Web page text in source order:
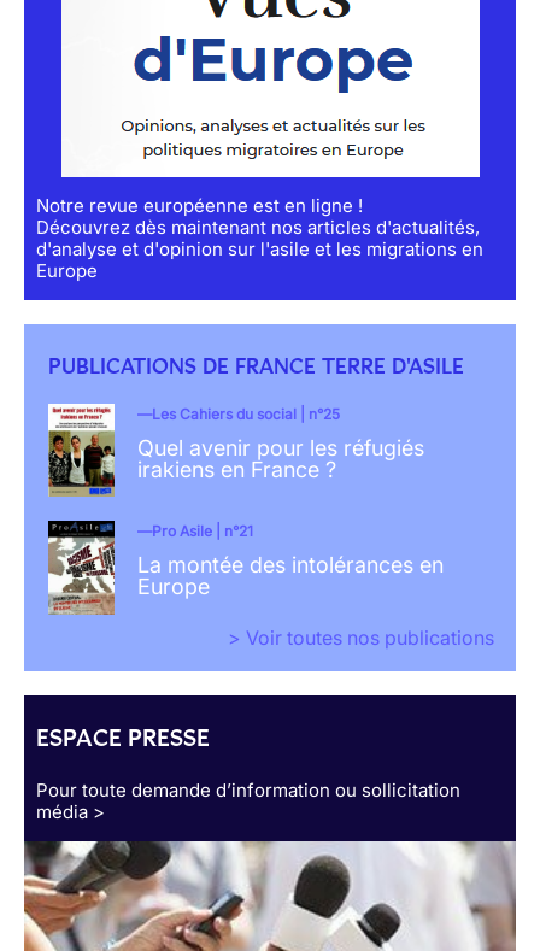
Notre revue européenne est en ligne !
Découvrez dès maintenant nos articles d'actualités,
d'analyse et d'opinion sur l'asile et les migrations en
Europe
PUBLICATIONS DE FRANCE TERRE D'ASILE
Les Cahiers du social | n°25
Quel avenir pour les réfugiés
irakiens en France ?
Pro Asile | n°21
La montée des intolérances en
Europe
> Voir toutes nos publications
ESPACE PRESSE
Pour toute demande d’information ou sollicitation
média >